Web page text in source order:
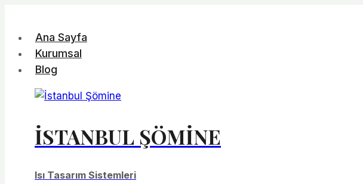
content
Ana Sayfa
Kurumsal
Blog
İSTANBUL ŞÖMINE
Isı Tasarım Sistemleri